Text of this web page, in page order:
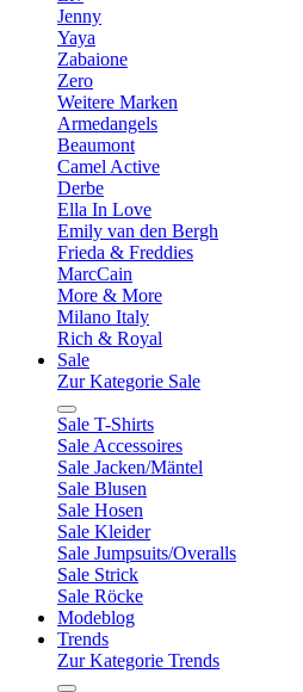
Jenny
Yaya
Zabaione
Zero
Weitere Marken
Armedangels
Beaumont
Camel Active
Derbe
Ella In Love
Emily van den Bergh
Frieda & Freddies
MarcCain
More & More
Milano Italy
Rich & Royal
Sale
Zur Kategorie Sale
Sale T-Shirts
Sale Accessoires
Sale Jacken/Mäntel
Sale Blusen
Sale Hosen
Sale Kleider
Sale Jumpsuits/Overalls
Sale Strick
Sale Röcke
Modeblog
Trends
Zur Kategorie Trends